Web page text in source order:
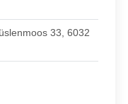
33, 6032